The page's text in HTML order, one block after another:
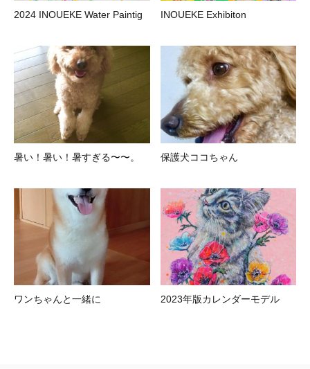
2024 INOUEKE Water Paintig INOUEKE Exhibiton
暑い！暑い！暑すぎる〜〜。 保護犬ココちゃん
ワンちゃんと一緒に 2023年版カレンダーモデル